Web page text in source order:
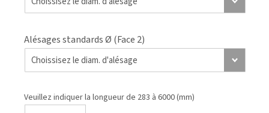
Alésages standards Ø (Face 2)
Veuillez indiquer la longueur de 283 à 6000 (mm)